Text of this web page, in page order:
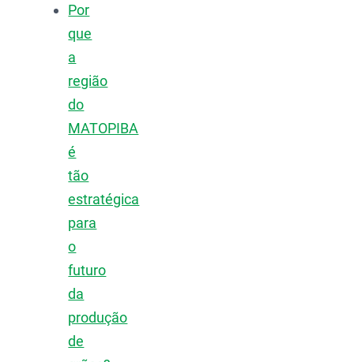
Por
que
a
região
do
MATOPIBA
é
tão
estratégica
para
o
futuro
da
produção
de